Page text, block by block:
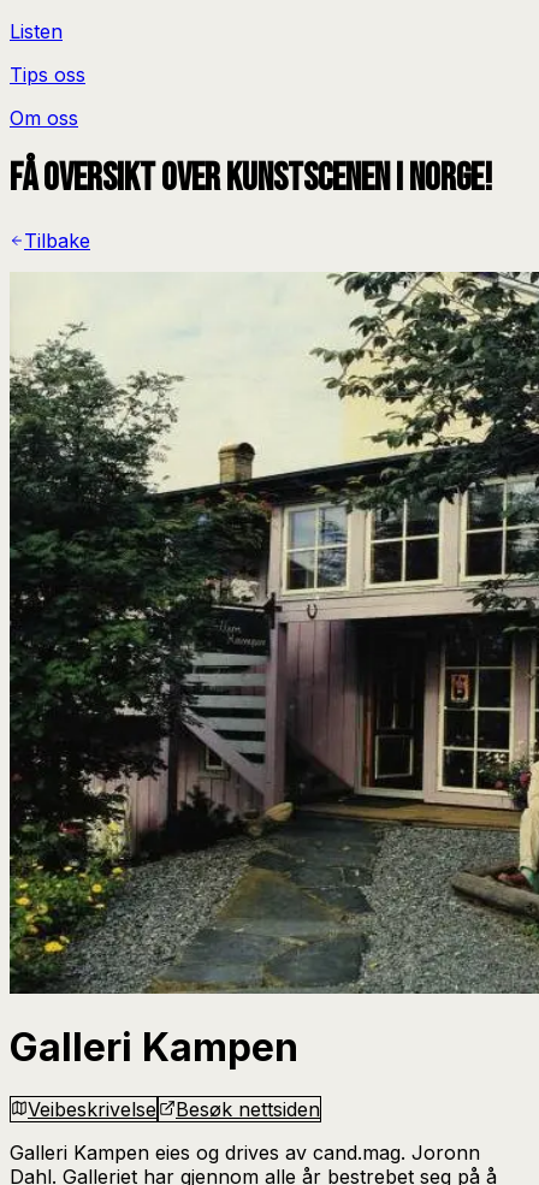
Listen
Tips oss
Om oss
Få oversikt over kunstscenen i Norge!
Tilbake
Galleri Kampen
Veibeskrivelse
Besøk nettsiden
Galleri Kampen eies og drives av cand.mag. Joronn
Dahl. Galleriet har gjennom alle år bestrebet seg på å